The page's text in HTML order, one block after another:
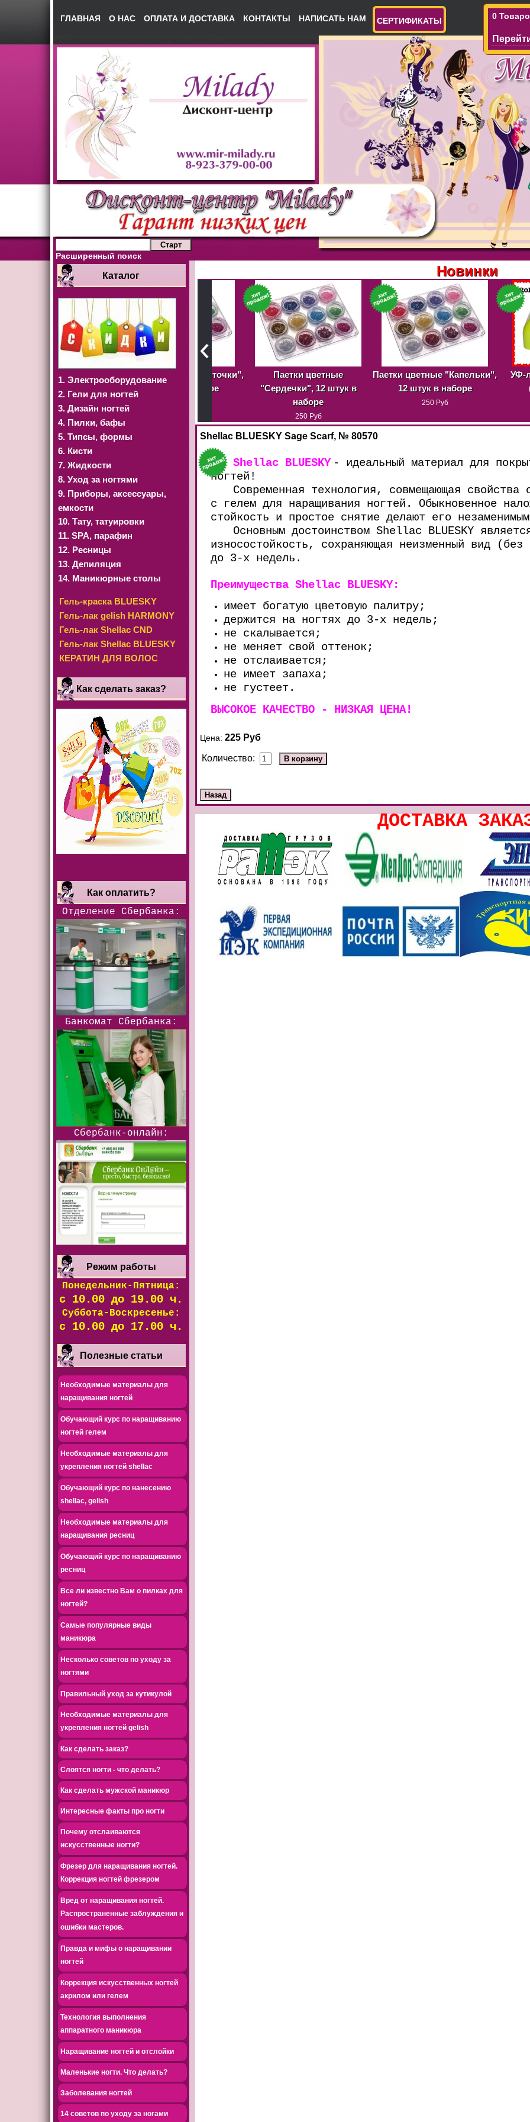
0
ГЛАВНАЯ О НАС ОПЛАТА И ДОСТАВКА КОНТАКТЫ НАПИСАТЬ НАМ СЕРТИФИКАТЫ
Расширенный поиск
Каталог
1. Электрооборудование
2. Гели для ногтей
3. Дизайн ногтей
4. Пилки, бафы
5. Типсы, формы
6. Кисти
7. Жидкости
8. Уход за ногтями
9. Приборы, аксессуары,
емкости
10. Тату, татуировки
11. SРА, парафин
12. Ресницы
13. Депиляция
14. Маникюрные столы
Гель-краска BLUESKY
Гель-лак gelish HARMONY
Гель-лак Shellac CND
Гель-лак Shellac BLUESKY
КЕРАТИН ДЛЯ ВОЛОС
Как сделать заказ?
Как оплатить?
Отделение Сбербанка:
Банкомат Сбербанка:
Сбербанк-онлайн:
Режим работы
Понедельник-Пятница:
с 10.00 до 19.00 ч.
Суббота-Воскресенье:
с 10.00 до 17.00 ч.
Полезные статьи
Необходимые материалы для
наращивания ногтей
Обучающий курс по наращиванию
ногтей гелем
Необходимые материалы для
укрепления ногтей shellac
Обучающий курс по нанесению
shellac, gelish
Необходимые материалы для
наращивания ресниц
Обучающий курс по наращиванию
ресниц
Все ли известно Вам о пилках для
ногтей?
Самые популярные виды
маникюра
Несколько советов по уходу за
ногтями
Правильный уход за кутикулой
Необходимые материалы для
укрепления ногтей gelish
Как сделать заказ?
Слоятся ногти - что делать?
Как сделать мужской маникюр
Интересные факты про ногти
Почему отслаиваются
искусственные ногти?
Фрезер для наращивания ногтей.
Коррекция ногтей фрезером
Вред от наращивания ногтей.
Распространенные заблуждения и
ошибки мастеров.
Правда и мифы о наращивании
ногтей
Коррекция искусственных ногтей
акрилом или гелем
Технология выполнения
аппаратного маникюра
Наращивание ногтей и отслойки
Маленькие ногти. Что делать?
Заболевания ногтей
14 советов по уходу за ногами
Новинки
стемпинга (в
Паетки цветные "Цветочки",
12 штук в наборе
Паетки цветные
"Сердечки", 12 штук в
Паетки цветные "Капельки",
12 штук в наборе
УФ-лампа
Shellac BLUESKY Sage Scarf, № 80570
Shellac BLUESKY - идеальный материал для
ногтей!
Современная технология, совмещающая свойства
с гелем для наращивания ногтей. Обыкновенное
стойкость и простое снятие делают его
Основным достоинством Shellac BLUESKY
износостойкость, сохраняющая неизменный вид
до 3-х недель.
Преимущества Shellac BLUESKY:
имеет богатую цветовую палитру;
держится на ногтях до 3-х недель;
не скалывается;
не меняет свой оттенок;
не отслаивается;
не имеет запаха;
не густеет.
ВЫСОКОЕ КАЧЕСТВО - НИЗКАЯ ЦЕНА!
Цена: 225 Руб
Количество:
ДОСТАВКА